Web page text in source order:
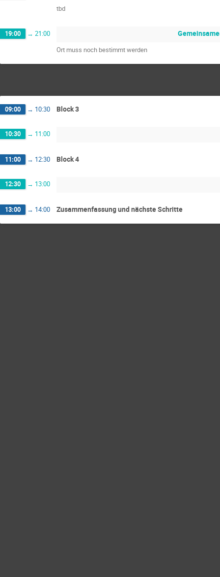
tbd
19:00 → 21:00
Ort muss noch bestimmt werden
09:00 → 10:30 Block 3
10:30 → 11:00
11:00 → 12:30 Block 4
12:30 → 13:00
13:00 → 14:00 Zusammenfassung und nächste Schritte